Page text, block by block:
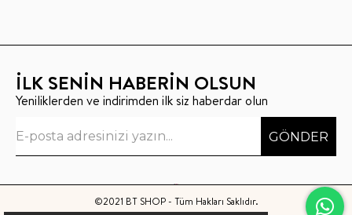
İLK SENİN HABERİN OLSUN
Yeniliklerden ve indirimden ilk siz haberdar olun
GÖNDER
©2021 BT SHOP - Tüm Hakları Saklıdır.